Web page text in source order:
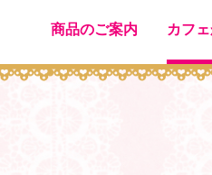
商品のご案内 カフ